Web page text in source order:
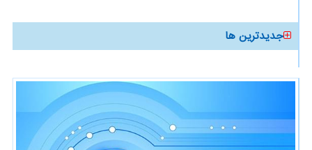
جدیدترین ها